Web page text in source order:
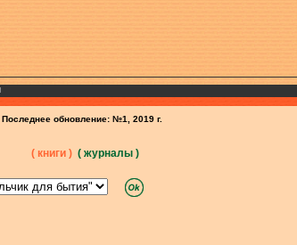
Последнее обновление: №1, 2019 г.
( книги ) ( журналы )